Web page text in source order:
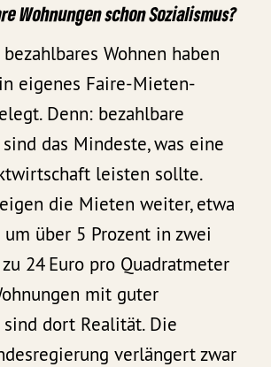
Wohnungen schon Sozialismus?
Wohnen haben
eigenes Faire-Mieten-
Denn: bezahlbare
das Mindeste, was eine
leisten sollte.
die Mieten weiter, etwa
über 5 Prozent in zwei
24 Euro pro Quadratmeter
mit guter
dort Realität. Die
verlängert zwar